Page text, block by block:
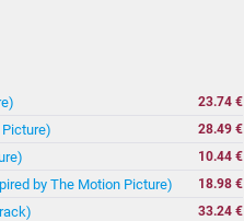
23.74 €
28.49 €
10.44 €
by The Motion Picture) 18.98 €
33.24 €